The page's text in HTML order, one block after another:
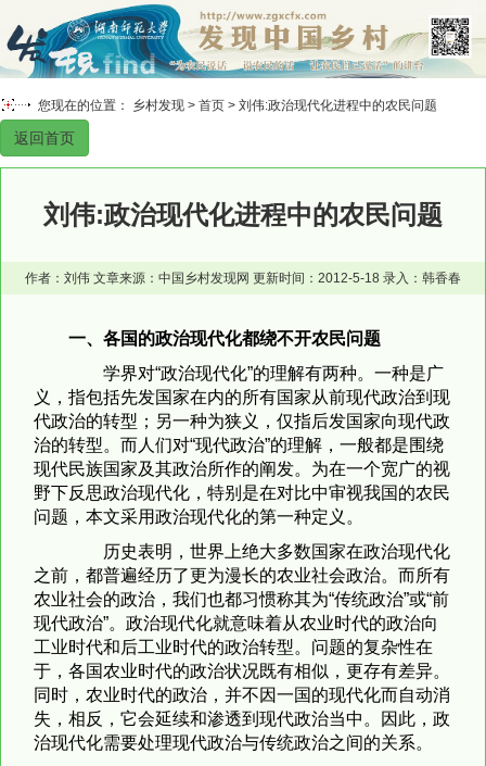
您现在的位置： 乡村发现 > 首页 > 刘伟:政治现代化进程中的农民问题
返回首页
刘伟:政治现代化进程中的农民问题
作者：刘伟 文章来源：中国乡村发现网 更新时间：2012-5-18 录入：韩香春
一、各国的政治现代化都绕不开农民问题
学界对“政治现代化”的理解有两种。一种是广
义，指包括先发国家在内的所有国家从前现代政治到现
代政治的转型；另一种为狭义，仅指后发国家向现代政
治的转型。而人们对“现代政治”的理解，一般都是围绕
现代民族国家及其政治所作的阐发。为在一个宽广的视
野下反思政治现代化，特别是在对比中审视我国的农民
问题，本文采用政治现代化的第一种定义。
历史表明，世界上绝大多数国家在政治现代化
之前，都普遍经历了更为漫长的农业社会政治。而所有
农业社会的政治，我们也都习惯称其为“传统政治”或“前
现代政治”。政治现代化就意味着从农业时代的政治向
工业时代和后工业时代的政治转型。问题的复杂性在
于，各国农业时代的政治状况既有相似，更存有差异。
同时，农业时代的政治，并不因一国的现代化而自动消
失，相反，它会延续和渗透到现代政治当中。因此，政
治现代化需要处理现代政治与传统政治之间的关系。